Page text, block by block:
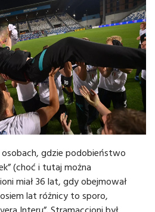
gdzie podobieństwo
(choć i tutaj można
miał 36 lat, gdy obejmował
lat różnicy to sporo,